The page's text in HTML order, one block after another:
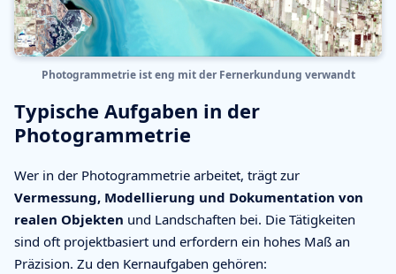
Photogrammetrie ist eng mit der Fernerkundung verwandt
Typische Aufgaben in der
Photogrammetrie
Wer in der Photogrammetrie arbeitet, trägt zur
Vermessung, Modellierung und Dokumentation von
realen Objekten und Landschaften bei. Die Tätigkeiten
sind oft projektbasiert und erfordern ein hohes Maß an
Präzision. Zu den Kernaufgaben gehören: